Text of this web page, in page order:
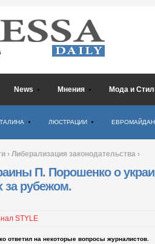
News Мнения Мода и
ЛЮСТРАЦИИ ЕВРОМАЙДАН
› Либерализация законодательства ›
П. Порошенко о
рубежом.
STYLE
ответил на некоторые вопросы журналистов.